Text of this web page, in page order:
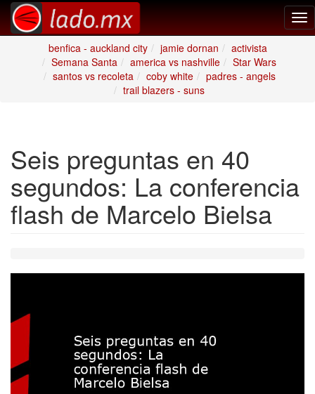
benfica - auckland city
jamie dornan
activista
Semana Santa
america vs nashville
Star Wars
santos vs recoleta
coby white
padres - angels
trail blazers - suns
Seis preguntas en 40
segundos: La conferencia
flash de Marcelo Bielsa